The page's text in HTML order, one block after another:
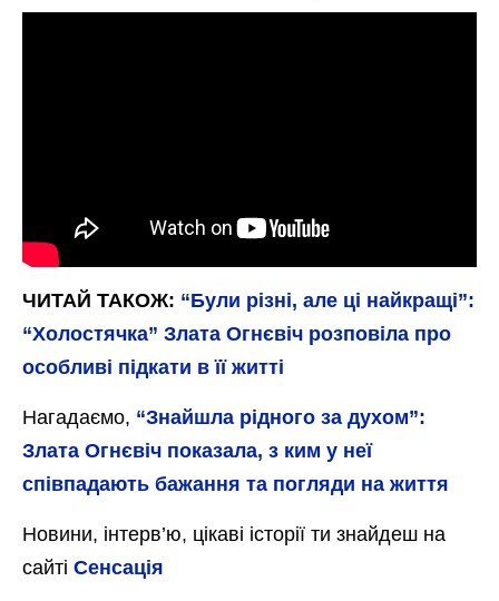
ЧИТАЙ ТАКОЖ: “Були різні, але ці найкращі”:
“Холостячка” Злата Огнєвіч розповіла про
особливі підкати в її житті
Нагадаємо, “Знайшла рідного за духом”:
Злата Огнєвіч показала, з ким у неї
співпадають бажання та погляди на життя
Новини, інтерв’ю, цікаві історії ти знайдеш на
сайті Сенсація